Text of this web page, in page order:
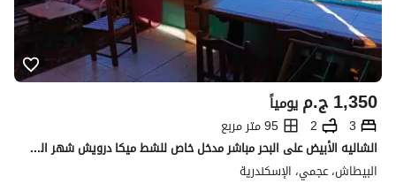
ج.م1,350 يومياً
3
2
95 متر مربع
الشاليه الأبيض على البحر مباشر مدخل خاص للشط ميكا درويش شهر العسل البيطاش العجمي الإسكندرية
البيطاش، عجمي، الإسكندرية